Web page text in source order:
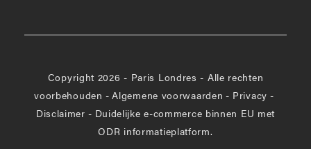
Copyright 2026 - Paris Londres - Alle rechten
voorbehouden - Algemene voorwaarden - Privacy -
Disclaimer - Duidelijke e-commerce binnen EU met
ODR informatieplatform.